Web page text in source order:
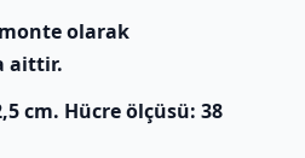
olarak
aittir.
cm. Hücre ölçüsü: 38